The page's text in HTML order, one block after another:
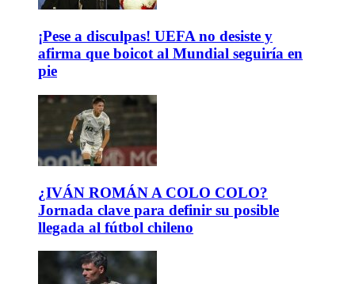
¡Pese a disculpas! UEFA no desiste y
afirma que boicot al Mundial seguiría en
pie
¿IVÁN ROMÁN A COLO COLO?
Jornada clave para definir su posible
llegada al fútbol chileno